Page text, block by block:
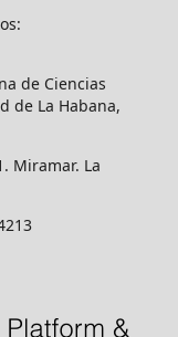
de Ciencias
de La Habana,
Miramar. La